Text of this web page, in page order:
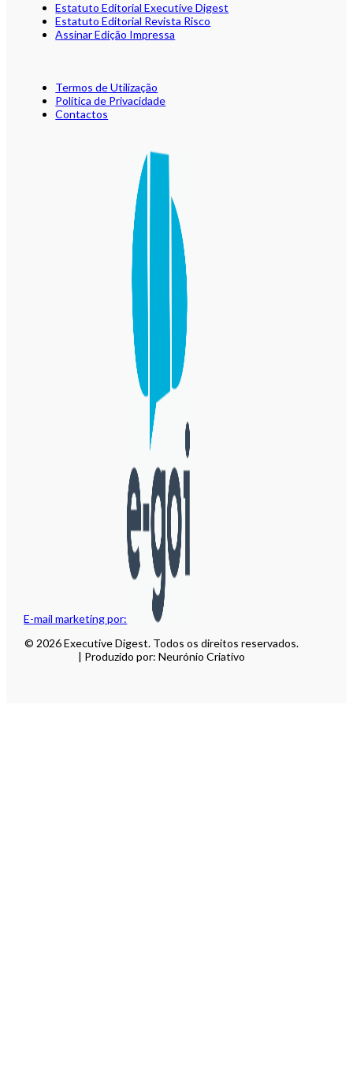
E-mail marketing por:
Estatuto Editorial Executive Digest
Estatuto Editorial Revista Risco
Assinar Edição Impressa
Termos de Utilização
Política de Privacidade
Contactos
© 2026 Executive Digest. Todos os direitos reservados.
| Produzido por: Neurónio Criativo